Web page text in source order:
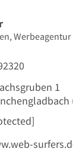
1